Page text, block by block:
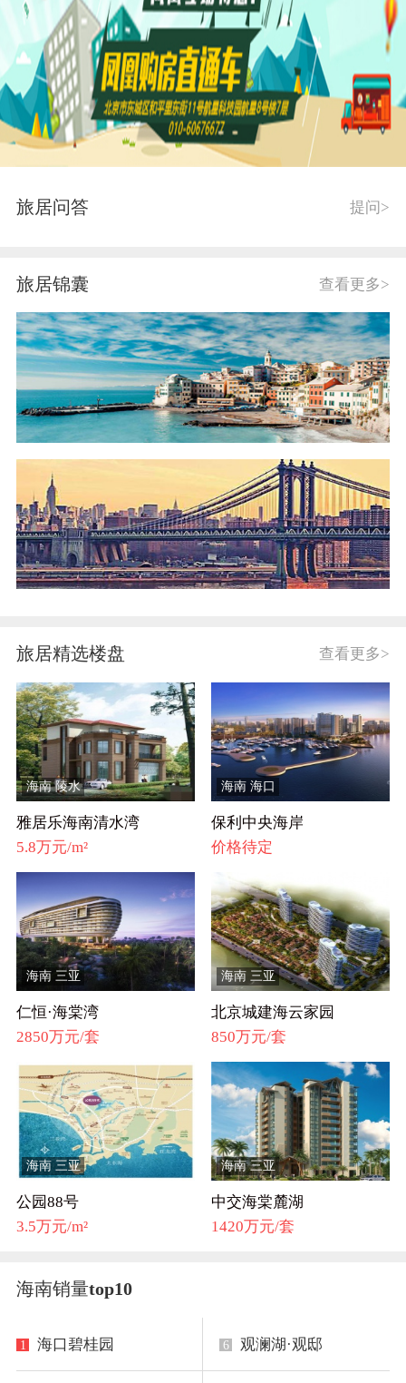
旅居问答 提问>
旅居锦囊 查看更多>
旅居精选楼盘 查看更多>
海南 陵水
雅居乐海南清水湾
5.8万元/m²
海南 海口
保利中央海岸
价格待定
海南 三亚
仁恒·海棠湾
2850万元/套
海南 三亚
北京城建海云家园
850万元/套
海南 三亚
公园88号
3.5万元/m²
海南 三亚
中交海棠麓湖
1420万元/套
海南销量top10
1 海口碧桂园 6 观澜湖·观邸